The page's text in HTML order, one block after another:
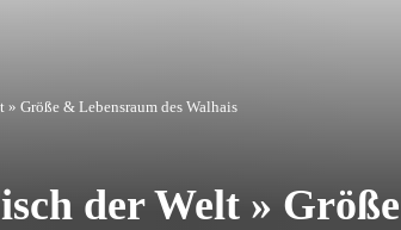
» Größe & Lebensraum des Walhais
der Welt »